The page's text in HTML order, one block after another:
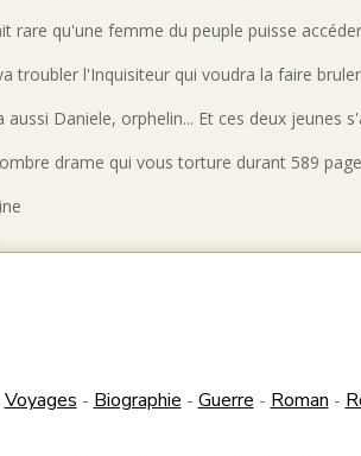
rare qu'une femme du peuple puisse
troubler l'Inquisiteur qui voudra la faire
aussi Daniele, orphelin... Et ces deux jeunes
drame qui vous torture durant 589
Voyages - Biographie - Guerre - Roman -